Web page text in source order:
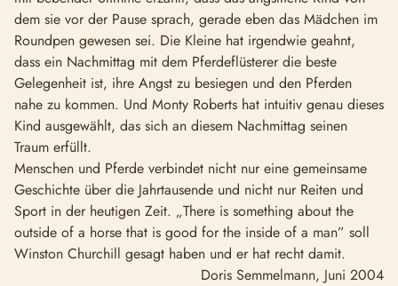
dem sie vor der Pause sprach, gerade eben das Mädchen im
Roundpen gewesen sei. Die Kleine hat irgendwie geahnt,
dass ein Nachmittag mit dem Pferdeflüsterer die beste
Gelegenheit ist, ihre Angst zu besiegen und den Pferden
nahe zu kommen. Und Monty Roberts hat intuitiv genau dieses
Kind ausgewählt, das sich an diesem Nachmittag seinen
Traum erfüllt.
Menschen und Pferde verbindet nicht nur eine gemeinsame
Geschichte über die Jahrtausende und nicht nur Reiten und
Sport in der heutigen Zeit. „There is something about the
outside of a horse that is good for the inside of a man” soll
Winston Churchill gesagt haben und er hat recht damit.
Doris Semmelmann, Juni 2004